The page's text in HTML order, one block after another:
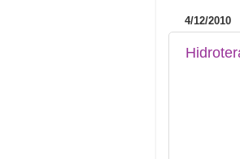
4/12/2010